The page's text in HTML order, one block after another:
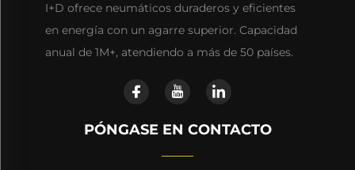
I+D ofrece neumáticos duraderos y eficientes
en energía con un agarre superior. Capacidad
anual de 1M+, atendiendo a más de 50 países.
PÓNGASE EN CONTACTO